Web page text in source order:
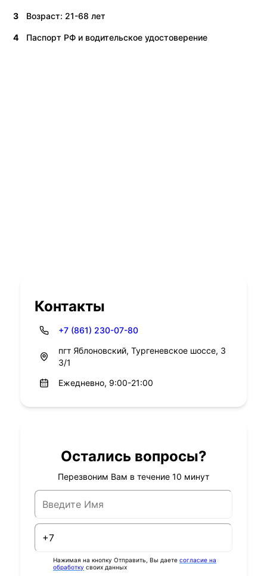
3 Возраст: 21-68 лет
4 Паспорт РФ и водительское удостоверение
Контакты
+7 (861) 230-07-80
пгт Яблоновский, Тургеневское шоссе, 3
3/1
Ежедневно, 9:00-21:00
Остались вопросы?
Перезвоним Вам в течение 10 минут
Нажимая на кнопку Отправить, Вы даете согласие на
обработку своих данных